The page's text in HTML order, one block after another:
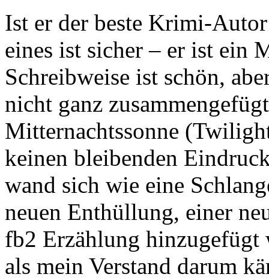
Ist er der beste Krimi-
eines ist sicher – er ist ein
Schreibweise ist schön,
nicht ganz
Mitternachtssonne
keinen bleibenden
wand sich wie eine
neuen Enthüllung, einer
fb2 Erzählung hinzugefügt
als mein Verstand darum